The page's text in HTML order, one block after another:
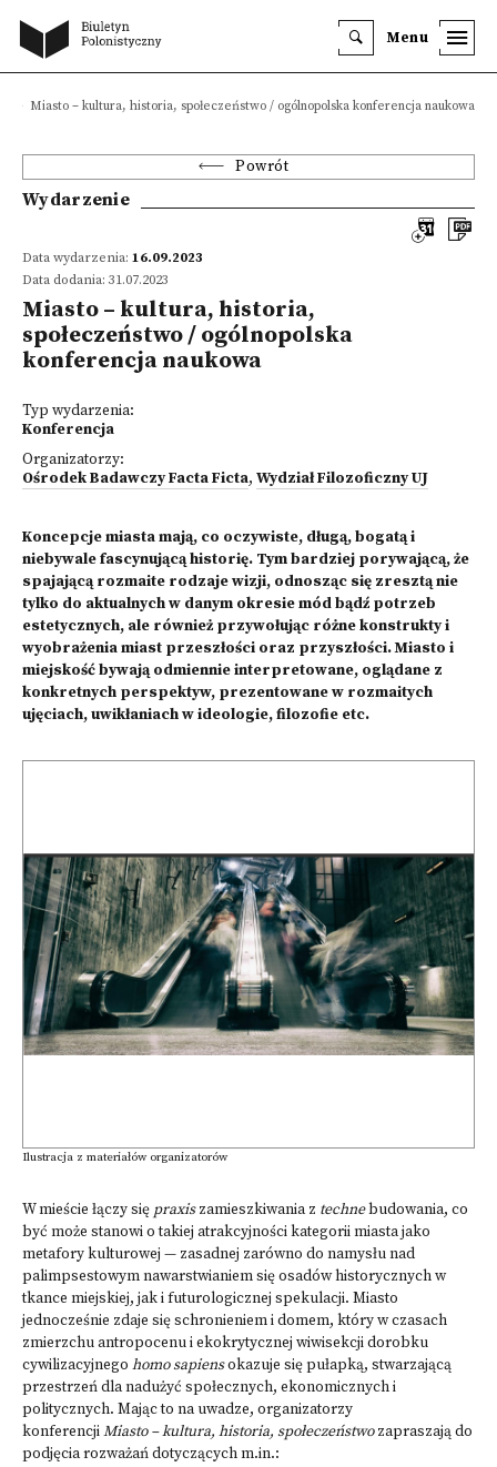
Menu
Miasto – kultura, historia, społeczeństwo / ogólnopolska konferencja naukowa
Powrót
Wydarzenie
Data wydarzenia: 16.09.2023
Data dodania: 31.07.2023
Miasto – kultura, historia,
społeczeństwo / ogólnopolska
konferencja naukowa
Typ wydarzenia:
Konferencja
Organizatorzy:
Ośrodek Badawczy Facta Ficta, Wydział Filozoficzny UJ
Koncepcje miasta mają, co oczywiste, długą, bogatą i
niebywale fascynującą historię. Tym bardziej porywającą, że
spajającą rozmaite rodzaje wizji, odnosząc się zresztą nie
tylko do aktualnych w danym okresie mód bądź potrzeb
estetycznych, ale również przywołując różne konstrukty i
wyobrażenia miast przeszłości oraz przyszłości. Miasto i
miejskość bywają odmiennie interpretowane, oglądane z
konkretnych perspektyw, prezentowane w rozmaitych
ujęciach, uwikłaniach w ideologie, filozofie etc.
Ilustracja z materiałów organizatorów
W mieście łączy się praxiszamieszkiwania z technebudowania, co
być może stanowi o takiej atrakcyjności kategorii miasta jako
metafory kulturowej — zasadnej zarówno do namysłu nad
palimpsestowym nawarstwianiem się osadów historycznych w
tkance miejskiej, jak i futurologicznej spekulacji. Miasto
jednocześnie zdaje się schronieniem i domem, który w czasach
zmierzchu antropocenu i ekokrytycznej wiwisekcji dorobku
cywilizacyjnego homo sapiensokazuje się pułapką, stwarzającą
przestrzeń dla nadużyć społecznych, ekonomicznych i
politycznych. Mając to na uwadze, organizatorzy
konferencjiMiasto – kultura, historia, społeczeństwozapraszają do
podjęcia rozważań dotyczących m.in.: